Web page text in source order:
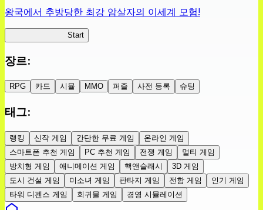
왕국에서 추방당한 최강 암살자의 이세계 모험!
Start
장르:
RPG 카드 시뮬 MMO 퍼즐 사전 등록 슈팅
태그:
랭킹 신작 게임 간단한 무료 게임
온라인 게임
스마트폰 추천 게임
PC 추천 게임 전쟁 게임
멀티 게임
방치형 게임
애니메이션 게임 핵앤슬래시
3D 게임
도시 건설 게임
미소녀 게임 판타지 게임 전함 게임
인기 게임
타워 디펜스 게임
회귀물 게임 경영 시뮬레이션